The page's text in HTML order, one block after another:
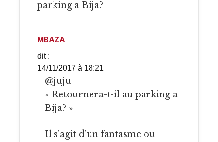
parking a Bija?
MBAZA
dit :
14/11/2017 à 18:21
@juju
« Retournera-t-il au parking a
Bija? »
Il s’agit d’un fantasme ou